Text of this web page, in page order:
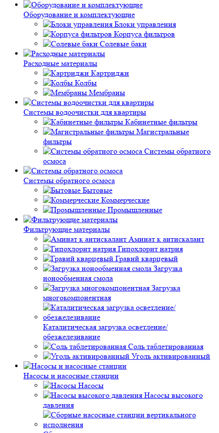
Оборудование и комплектующие
Блоки управления
Корпуса фильтров
Солевые баки
Расходные материалы
Картриджи
Колбы
Мембраны
Системы водоочистки для квартиры
Кабинетные фильтры
Магистральные
фильтры
Системы обратного
осмоса
Системы обратного осмоса
Бытовые
Коммерческие
Промышленные
Фильтрующие материалы
Аминат к антискалант
Гипохлорит натрия
Гравий кварцевый
Загрузка
ионообменная смола
Загрузка
многокомпонентная
Каталитическая загрузка осветление/
обезжелезивание
Соль таблетированная
Уголь активированный
Насосы и насосные станции
Насосы
Насосы высокого
давления